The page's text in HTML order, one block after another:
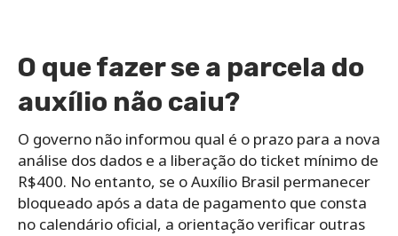
O que fazer se a parcela do
auxílio não caiu?
O governo não informou qual é o prazo para a nova
análise dos dados e a liberação do ticket mínimo de
R$400. No entanto, se o Auxílio Brasil permanecer
bloqueado após a data de pagamento que consta
no calendário oficial, a orientação verificar outras